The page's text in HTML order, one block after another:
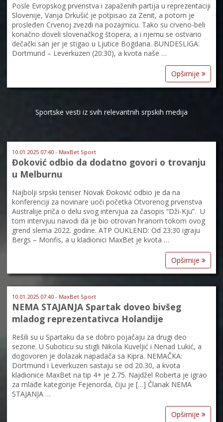
Posle Evropskog prvenstva i zapaženih partija u reprezentaciji
Slovenije, Vanja Drkušić je potpisao za Zenit, a potom je
prosleđen Crvenoj zvezdi na pozajmicu. Tako su crveno-beli
konačno doveli slovenačkog štopera, a i njemu se ostvario
dečački san jer je stigao u Ljutice Bogdana. BUNDESLIGA:
Dortmund – Leverkuzen (20:30), a kvota naše …
Opširnije
Sportske vesti iz svih relevantnih srpskih medija
10.01.2025 07:40 - MaxBet Sport
Đoković odbio da dodatno govori o trovanju
u Melburnu
Najbolji srpski teniser Novak Đoković odbio je da na
konferenciji za novinare uoči početka Otvorenog prvenstva
Australije priča o delu svog intervjua za časopis “Dži-Kju”. U
tom intervjuu navodi da je bio otrovan hranom tokom ovog
grend slema 2022. godine. ATP OUKLEND: Od 23:30 igraju
Bergs – Monfis, a u kladionici MaxBet je kvota …
Opširnije
10.01.2025 07:40 - MaxBet Sport
NEMA STAJANJA Spartak doveo bivšeg
mladog reprezentativca Holandije
Rešili su u Spartaku da se dobro pojačaju za drugi deo
sezone. U Suboticu su stigli Nikola Kuveljić i Nenad Lukić, a
dogovoren je dolazak napadača sa Kipra. NEMAČKA:
Dortmund i Leverkuzen sastaju se od 20.30, a kvota
kladionice MaxBet na tip 4+ je 2.75. Najdžel Roberta je igrao
za mlađe kategorije Fejenorda, čiju je […] Članak NEMA
STAJANJA …
Opširnije